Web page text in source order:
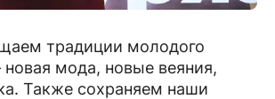
традиции молодого
новая мода, новые веяния,
Также сохраняем наши